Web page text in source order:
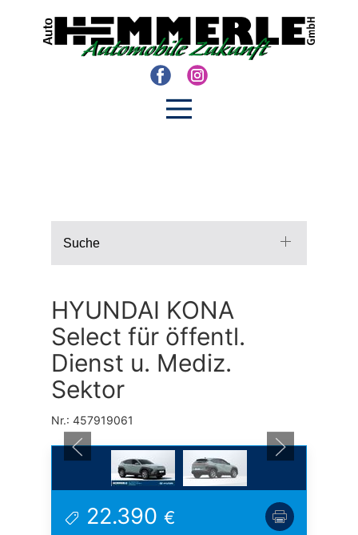
Suche
HYUNDAI KONA
Select für öffentl.
Dienst u. Mediz.
Sektor
Nr.: 457919061
22.390 €